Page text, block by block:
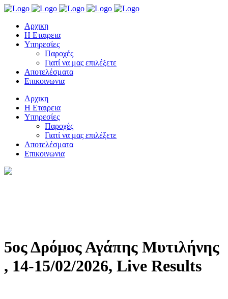
Αρχικη
Η Εταιρεια
Υπηρεσίες
Παροχές
Γιατί να μας επιλέξετε
Αποτελέσματα
Επικοινωνια
Αρχικη
Η Εταιρεια
Υπηρεσίες
Παροχές
Γιατί να μας επιλέξετε
Αποτελέσματα
Επικοινωνια
5ος Δρόμος Αγάπης Μυτιλήνης
, 14-15/02/2026, Live Results